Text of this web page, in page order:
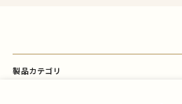
製品カテゴリ